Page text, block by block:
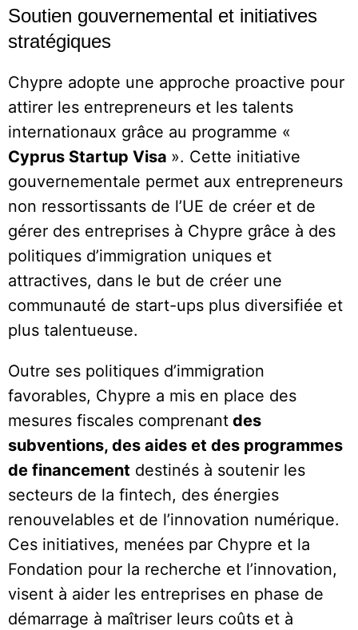
Soutien gouvernemental et initiatives
stratégiques
Chypre adopte une approche proactive pour
attirer les entrepreneurs et les talents
internationaux grâce au programme «
Cyprus Startup Visa ». Cette initiative
gouvernementale permet aux entrepreneurs
non ressortissants de l’UE de créer et de
gérer des entreprises à Chypre grâce à des
politiques d’immigration uniques et
attractives, dans le but de créer une
communauté de start-ups plus diversifiée et
plus talentueuse.
Outre ses politiques d’immigration
favorables, Chypre a mis en place des
mesures fiscales comprenant des
subventions, des aides et des programmes
de financement destinés à soutenir les
secteurs de la fintech, des énergies
renouvelables et de l’innovation numérique.
Ces initiatives, menées par Chypre et la
Fondation pour la recherche et l’innovation,
visent à aider les entreprises en phase de
démarrage à maîtriser leurs coûts et à